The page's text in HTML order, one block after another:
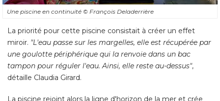
Une piscine en continuité © François Deladerrière
La priorité pour cette piscine consistait à créer un effet
miroir. "L'eau passe sur les margelles, elle est récupérée par
une goulotte périphérique qui la renvoie dans un bac
tampon pour réguler l'eau. Ainsi, elle reste au-dessus",
détaille Claudia Girard.
La piscine rejoint alors la ligne d'horizon de la mer et crée